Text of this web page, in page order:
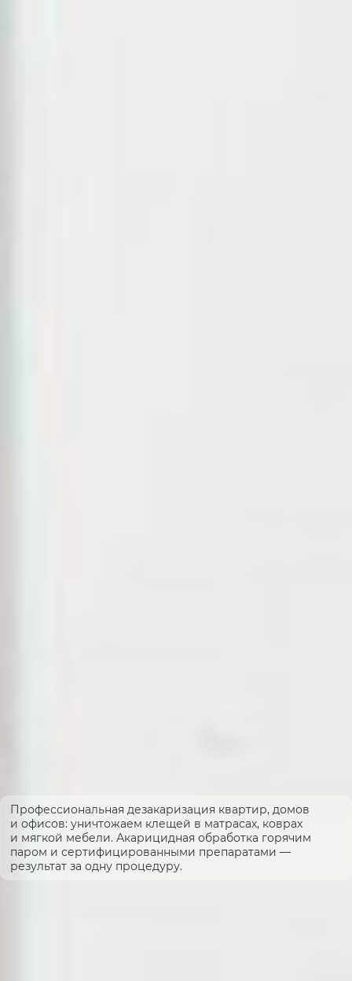
Профессиональная дезакаризация квартир, домов
и офисов: уничтожаем клещей в матрасах, коврах
и мягкой мебели. Акарицидная обработка горячим
паром и сертифицированными препаратами —
результат за одну процедуру.